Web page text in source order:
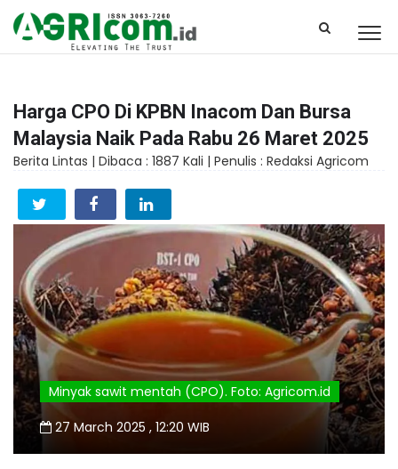
Harga CPO Di KPBN Inacom Dan Bursa
Malaysia Naik Pada Rabu 26 Maret 2025
Berita Lintas | Dibaca : 1887 Kali | Penulis : Redaksi Agricom
Minyak sawit mentah (CPO). Foto: Agricom.id
27 March 2025 , 12:20 WIB